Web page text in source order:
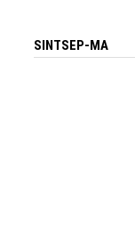
SINTSEP-MA